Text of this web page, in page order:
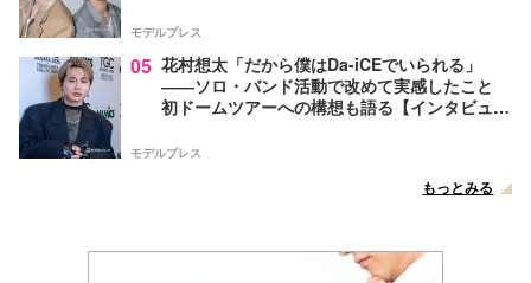
モデルプレス
05 花村想太「だから僕はDa-iCEでいられる」
――ソロ・バンド活動で改めて実感したこと
初ドームツアーへの構想も語る【インタビュ
モデルプレス
もっとみる